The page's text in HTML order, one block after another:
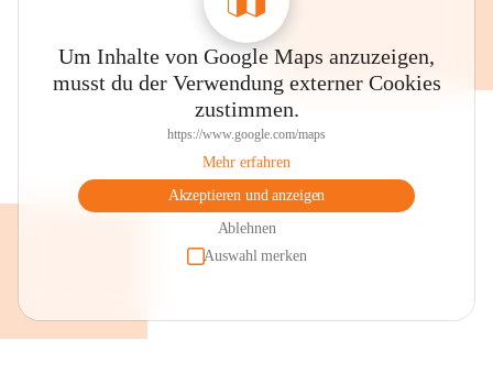
Um Inhalte von Google Maps anzuzeigen,
musst du der Verwendung externer Cookies
zustimmen.
https://www.google.com/maps
Mehr erfahren
Akzeptieren und anzeigen
Ablehnen
Auswahl merken